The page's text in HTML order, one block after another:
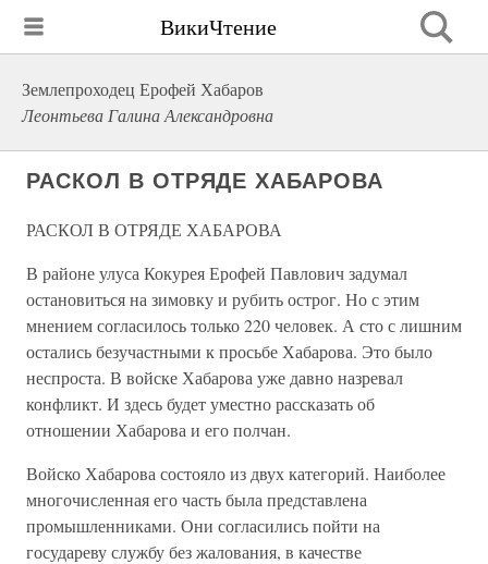
ВикиЧтение
Землепроходец Ерофей Хабаров
Леонтьева Галина Александровна
РАСКОЛ В ОТРЯДЕ ХАБАРОВА
РАСКОЛ В ОТРЯДЕ ХАБАРОВА
В районе улуса Кокурея Ерофей Павлович задумал
остановиться на зимовку и рубить острог. Но с этим
мнением согласилось только 220 человек. А сто с лишним
остались безучастными к просьбе Хабарова. Это было
неспроста. В войске Хабарова уже давно назревал
конфликт. И здесь будет уместно рассказать об
отношении Хабарова и его полчан.
Войско Хабарова состояло из двух категорий. Наиболее
многочисленная его часть была представлена
промышленниками. Они согласились пойти на
государеву службу без жалования, в качестве